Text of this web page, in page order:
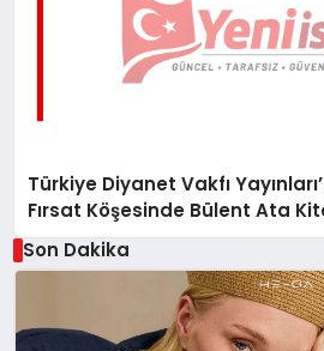
Türkiye Diyanet Vakfı
Fırsat Köşesinde Bülent Ata
Son Dakika